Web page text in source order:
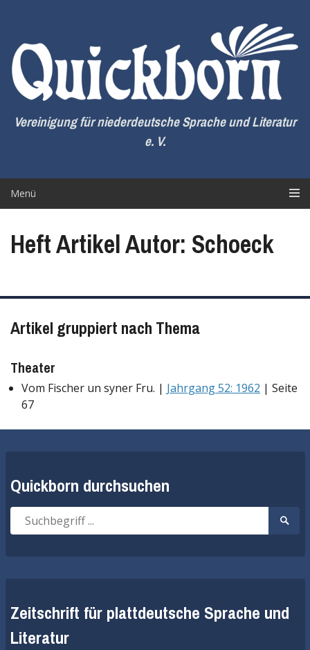
springen
Vereinigung für niederdeutsche Sprache und Literatur
e. V.
Menü
Heft Artikel Autor: Schoeck
Artikel gruppiert nach Thema
Theater
Vom Fischer un syner Fru. | Jahrgang 52: 1962 | Seite
67
Quickborn durchsuchen
Suche
nach:
Suche
Zeitschrift für plattdeutsche Sprache und
Literatur